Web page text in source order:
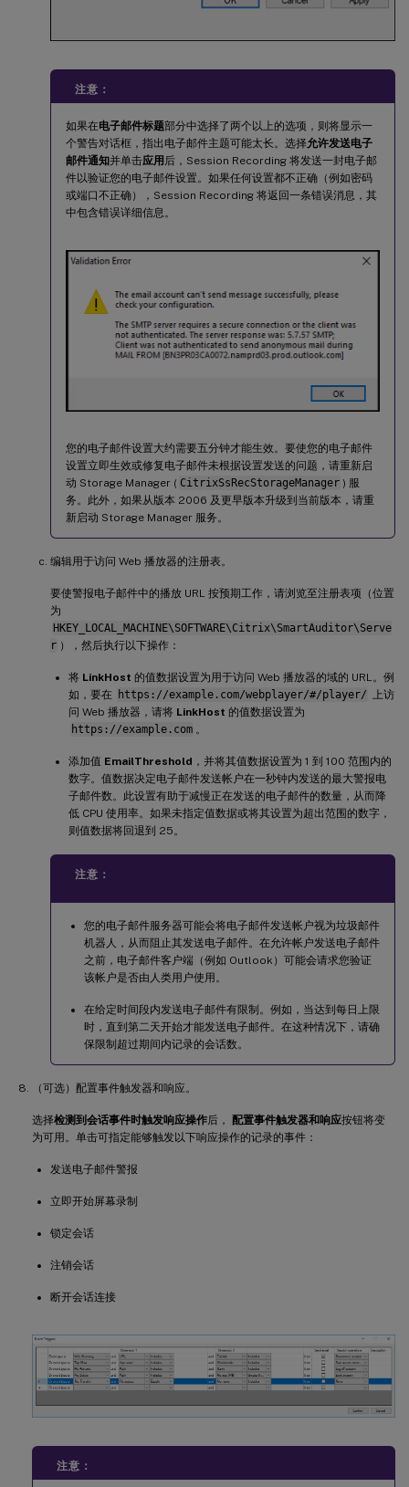
注意：
如果在电子邮件标题部分中选择了两个以上的选项，则将显示一
个警告对话框，指出电子邮件主题可能太长。选择允许发送电子
邮件通知并单击应用 后，Session Recording 将发送一封电子邮
件以验证您的电子邮件设置。如果任何设置都不正确（例如密码
或端口不正确），Session Recording 将返回一条错误消息，其
中包含错误详细信息。
您的电子邮件设置大约需要五分钟才能生效。要使您的电子邮件
设置立即生效或修复电子邮件未根据设置发送的问题，请重新启
动 Storage Manager ( CitrixSsRecStorageManager ) 服
务。此外，如果从版本 2006 及更早版本升级到当前版本，请重
新启动 Storage Manager 服务。
编辑用于访问 Web 播放器的注册表。
要使警报电子邮件中的播放 URL 按预期工作，请浏览至注册表项（位置
为
HKEY_LOCAL_MACHINE\SOFTWARE\Citrix\SmartAuditor\Serve
r ），然后执行以下操作：
将 LinkHost 的值数据设置为用于访问 Web 播放器的域的 URL。例
如，要在 https://example.com/webplayer/#/player/ 上访
问 Web 播放器，请将 LinkHost 的值数据设置为
https://example.com 。
添加值 EmailThreshold ，并将其值数据设置为 1 到 100 范围内的
数字。值数据决定电子邮件发送帐户在一秒钟内发送的最大警报电
子邮件数。此设置有助于减慢正在发送的电子邮件的数量，从而降
低 CPU 使用率。如果未指定值数据或将其设置为超出范围的数字，
则值数据将回退到 25。
注意：
您的电子邮件服务器可能会将电子邮件发送帐户视为垃圾邮件
机器人，从而阻止其发送电子邮件。在允许帐户发送电子邮件
之前，电子邮件客户端（例如 Outlook）可能会请求您验证
该帐户是否由人类用户使用。
在给定时间段内发送电子邮件有限制。例如，当达到每日上限
时，直到第二天开始才能发送电子邮件。在这种情况下，请确
保限制超过期间内记录的会话数。
（可选）配置事件触发器和响应。
选择检测到会话事件时触发响应操作后， 配置事件触发器和响应按钮将变
为可用。单击可指定能够触发以下响应操作的记录的事件：
发送电子邮件警报
立即开始屏幕录制
锁定会话
注销会话
断开会话连接
注意：